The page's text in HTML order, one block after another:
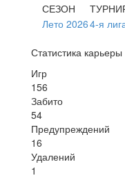
СЕЗОН
Лето 20264-я
Статистика карьеры
Игр
156
Забито
54
Предупреждений
16
Удалений
1